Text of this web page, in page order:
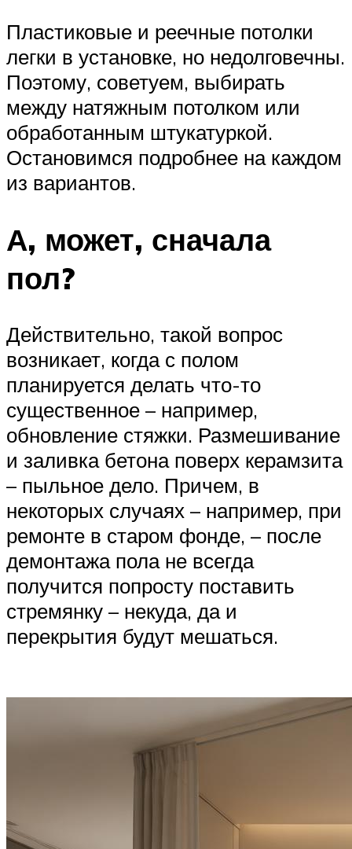
Пластиковые и реечные потолки
легки в установке, но недолговечны.
Поэтому, советуем, выбирать
между натяжным потолком или
обработанным штукатуркой.
Остановимся подробнее на каждом
из вариантов.
А, может, сначала
пол?
Действительно, такой вопрос
возникает, когда с полом
планируется делать что-то
существенное – например,
обновление стяжки. Размешивание
и заливка бетона поверх керамзита
– пыльное дело. Причем, в
некоторых случаях – например, при
ремонте в старом фонде, – после
демонтажа пола не всегда
получится попросту поставить
стремянку – некуда, да и
перекрытия будут мешаться.